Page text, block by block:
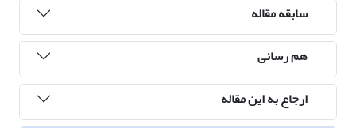
سابقه مقاله
هم رسانی
ارجاع به این مقاله